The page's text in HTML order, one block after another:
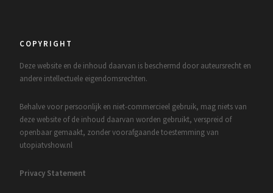
COPYRIGHT
Deze website en de inhoud daarvan is beschermd door auteursrecht en
andere intellectuele eigendomsrechten.
Behalve voor persoonlijk en niet-commercieel gebruik, mag niets van
deze website of de inhoud daarvan worden gebruikt, verspreid of
openbaar gemaakt, zonder voorafgaande toestemming van
utopiatvshow.nl
Privacy Statement